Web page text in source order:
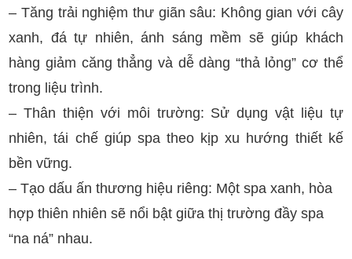
– Tăng trải nghiệm thư giãn sâu: Không gian với cây
xanh, đá tự nhiên, ánh sáng mềm sẽ giúp khách
hàng giảm căng thẳng và dễ dàng “thả lỏng” cơ thể
trong liệu trình.
– Thân thiện với môi trường: Sử dụng vật liệu tự
nhiên, tái chế giúp spa theo kịp xu hướng thiết kế
bền vững.
– Tạo dấu ấn thương hiệu riêng: Một spa xanh, hòa
hợp thiên nhiên sẽ nổi bật giữa thị trường đầy spa
“na ná” nhau.